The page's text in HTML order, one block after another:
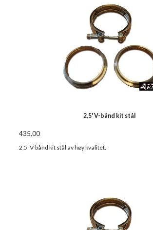
2,5' V-bånd kit stål
435,00
2,5' V-bånd kit stål av høy kvalitet.